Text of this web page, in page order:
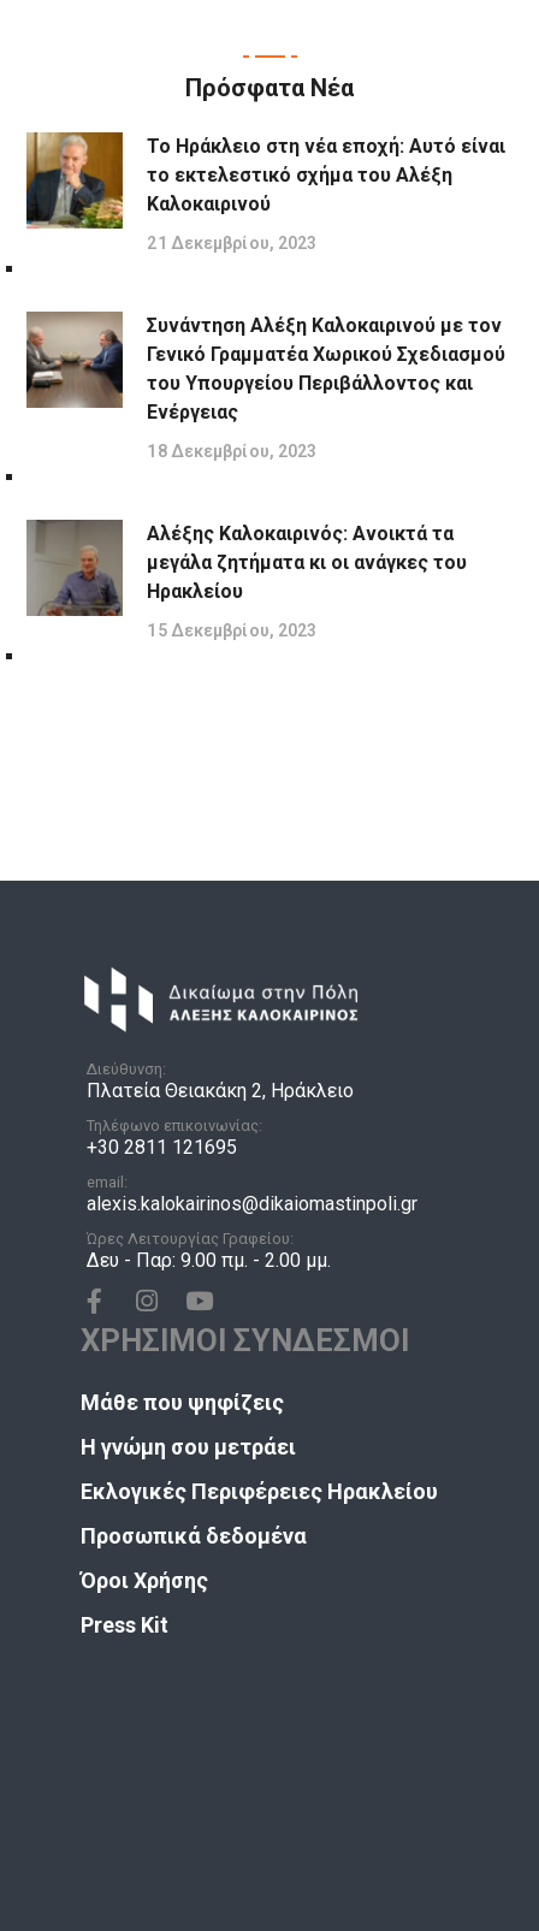
Πρόσφατα Νέα
Το Ηράκλειο στη νέα εποχή: Αυτό είναι
το εκτελεστικό σχήμα του Αλέξη
Καλοκαιρινού
21 Δεκεμβρίου, 2023
Συνάντηση Αλέξη Καλοκαιρινού με τον
Γενικό Γραμματέα Χωρικού Σχεδιασμού
του Υπουργείου Περιβάλλοντος και
Ενέργειας
18 Δεκεμβρίου, 2023
Αλέξης Καλοκαιρινός: Ανοικτά τα
μεγάλα ζητήματα κι οι ανάγκες του
Ηρακλείου
15 Δεκεμβρίου, 2023
Διεύθυνση:
Πλατεία Θειακάκη 2, Ηράκλειο
Τηλέφωνο επικοινωνίας:
+30 2811 121695
email:
alexis.kalokairinos@dikaiomastinpoli.gr
Ώρες Λειτουργίας Γραφείου:
Δευ - Παρ: 9.00 πμ. - 2.00 μμ.
ΧΡΗΣΙΜΟΙ ΣΥΝΔΕΣΜΟΙ
Μάθε που ψηφίζεις
Η γνώμη σου μετράει
Εκλογικές Περιφέρειες Ηρακλείου
Προσωπικά δεδομένα
Όροι Χρήσης
Press Kit